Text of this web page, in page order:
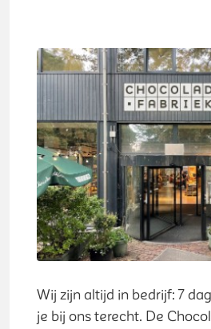
Wij zijn altijd in bedrijf: 7
je bij ons terecht. De